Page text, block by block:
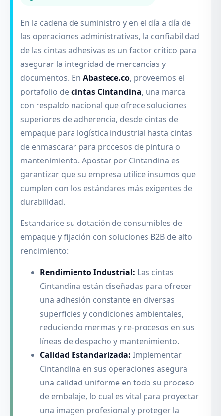
En la cadena de suministro y en el día a día de
las operaciones administrativas, la confiabilidad
de las cintas adhesivas es un factor crítico para
asegurar la integridad de mercancías y
documentos. En Abastece.co, proveemos el
portafolio decintas Cintandina, una marca
con respaldo nacional que ofrece soluciones
superiores de adherencia, desde cintas de
empaque para logística industrial hasta cintas
de enmascarar para procesos de pintura o
mantenimiento. Apostar por Cintandina es
garantizar que su empresa utilice insumos que
cumplen con los estándares más exigentes de
durabilidad.
Estandarice su dotación de consumibles de
empaque y fijación con soluciones B2B de alto
rendimiento:
Rendimiento Industrial: Las cintas
Cintandina están diseñadas para ofrecer
una adhesión constante en diversas
superficies y condiciones ambientales,
reduciendo mermas y re-procesos en sus
líneas de despacho y mantenimiento.
Calidad Estandarizada: Implementar
Cintandina en sus operaciones asegura
una calidad uniforme en todo su proceso
de embalaje, lo cual es vital para proyectar
una imagen profesional y proteger la